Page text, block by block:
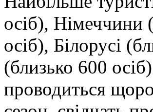
осіб),
осіб), Білорусі
(близько 600
проводиться